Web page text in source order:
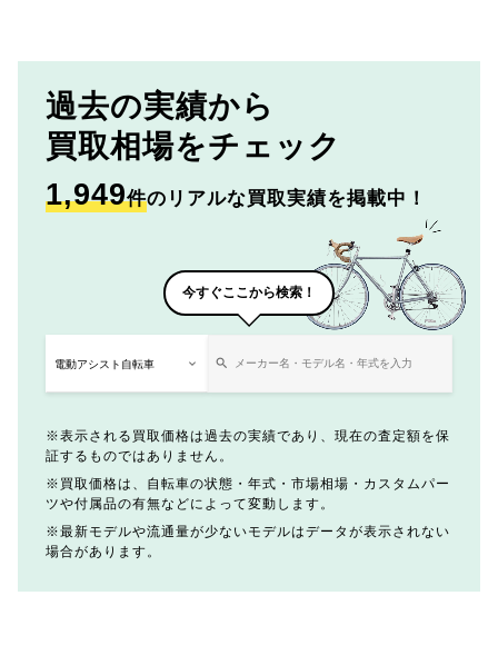
過去の実績から
買取相場をチェック
1,949件のリアルな買取実績を掲載中！
今すぐここから検索！
表示される買取価格は過去の実績であり、現在の査定額を保
証するものではありません。
買取価格は、自転車の状態・年式・市場相場・カスタムパー
ツや付属品の有無などによって変動します。
最新モデルや流通量が少ないモデルはデータが表示されない
場合があります。